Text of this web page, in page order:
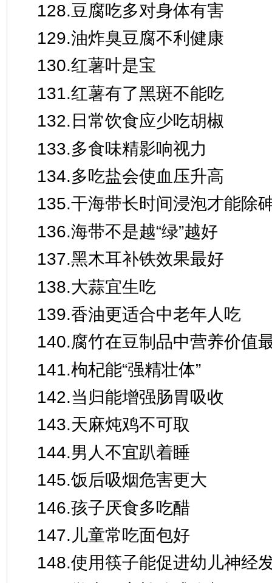
128.豆腐吃多对身体有害
129.油炸臭豆腐不利健康
130.红薯叶是宝
131.红薯有了黑斑不能吃
132.日常饮食应少吃胡椒
133.多食味精影响视力
134.多吃盐会使血压升高
135.干海带长时间浸泡才能除
136.海带不是越“绿”越好
137.黑木耳补铁效果最好
138.大蒜宜生吃
139.香油更适合中老年人吃
140.腐竹在豆制品中营养价值
141.枸杞能“强精壮体”
142.当归能增强肠胃吸收
143.天麻炖鸡不可取
144.男人不宜趴着睡
145.饭后吸烟危害更大
146.孩子厌食多吃醋
147.儿童常吃面包好
148.使用筷子能促进幼儿神经